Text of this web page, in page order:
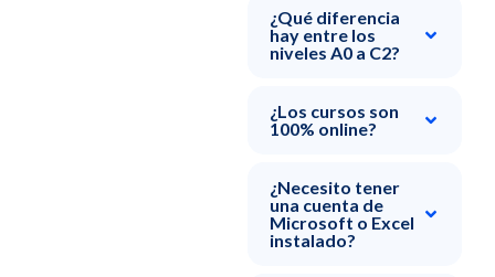
¿Qué diferencia
hay entre los
niveles A0 a C2?
¿Los cursos son
100% online?
¿Necesito tener
una cuenta de
Microsoft o Excel
instalado?